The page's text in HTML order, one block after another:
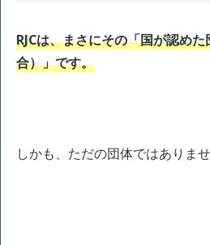
RJCは、まさにその「国が認め
合）」です。
しかも、ただの団体ではありませ